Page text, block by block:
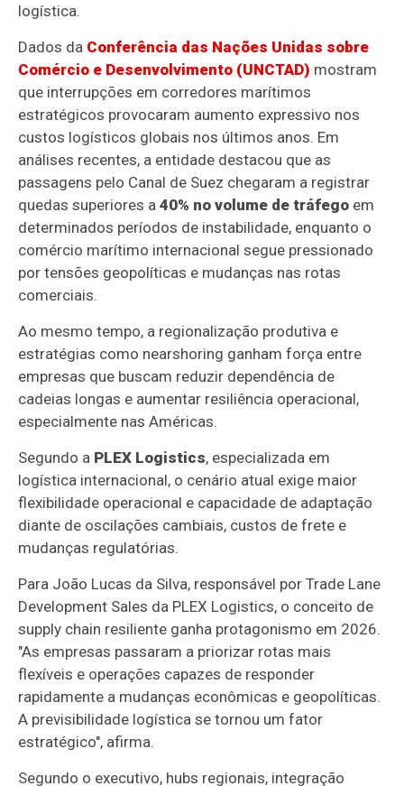
logística.
Dados da Conferência das Nações Unidas sobre
Comércio e Desenvolvimento (UNCTAD) mostram
que interrupções em corredores marítimos
estratégicos provocaram aumento expressivo nos
custos logísticos globais nos últimos anos. Em
análises recentes, a entidade destacou que as
passagens pelo Canal de Suez chegaram a registrar
quedas superiores a40% no volume de tráfego em
determinados períodos de instabilidade, enquanto o
comércio marítimo internacional segue pressionado
por tensões geopolíticas e mudanças nas rotas
comerciais.
Ao mesmo tempo, a regionalização produtiva e
estratégias como nearshoring ganham força entre
empresas que buscam reduzir dependência de
cadeias longas e aumentar resiliência operacional,
especialmente nas Américas.
Segundo a PLEX Logistics, especializada em
logística internacional, o cenário atual exige maior
flexibilidade operacional e capacidade de adaptação
diante de oscilações cambiais, custos de frete e
mudanças regulatórias.
Para João Lucas da Silva, responsável por Trade Lane
Development Sales da PLEX Logistics, o conceito de
supply chain resiliente ganha protagonismo em 2026.
"As empresas passaram a priorizar rotas mais
flexíveis e operações capazes de responder
rapidamente a mudanças econômicas e geopolíticas.
A previsibilidade logística se tornou um fator
estratégico", afirma.
Segundo o executivo, hubs regionais, integração